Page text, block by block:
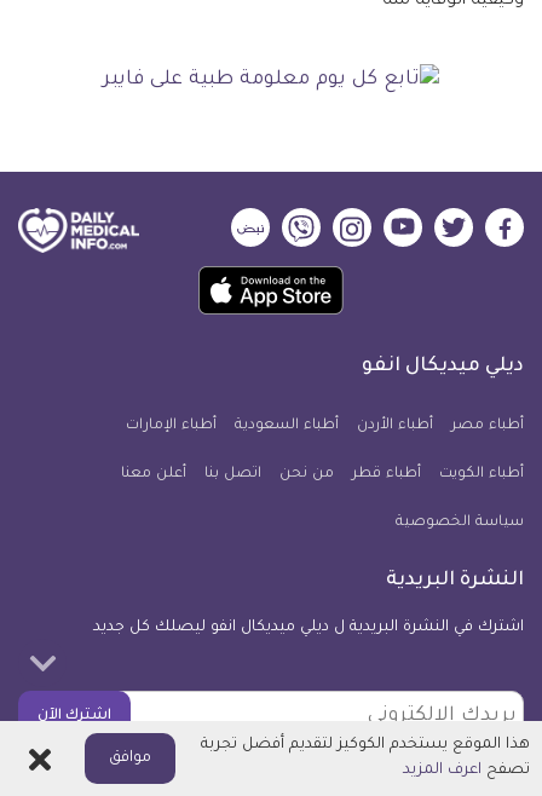
ديلي
فيسبوك
ديلي
تويتر
ديلي
ميديكال
يوتيوب
ديلي
ميديكال
انفو
ديلي
ميديكال
انفو
ديلي
ميديكال
انفو
حمل
تطبيق
معلومة
للآيفون
ديلي ميديكال انفو
أطباء مصر أطباء الأردن أطباء السعودية أطباء الإمارات
أطباء الكويت أطباء قطر من نحن اتصل بنا أعلن معنا
سياسة الخصوصية
النشرة البريدية
اشترك في النشرة البريدية ل ديلي ميديكال انفو ليصلك كل جديد
بريدك
الالكتروني
اشترك الآن
هذا الموقع يستخدم الكوكيز لتقديم أفضل تجربة
تصفح اعرف المزيد
موافق اغلاق